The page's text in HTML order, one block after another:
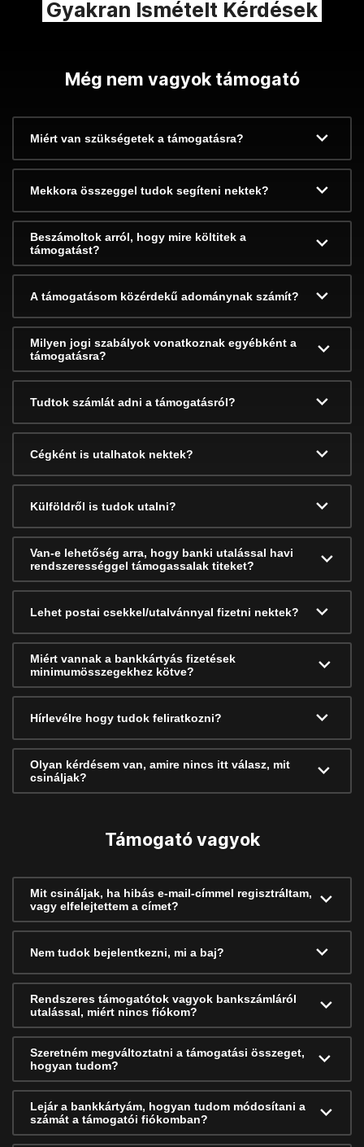
Gyakran Ismételt Kérdések
Még nem vagyok támogató
Miért van szükségetek a támogatásra?
Mekkora összeggel tudok segíteni nektek?
Beszámoltok arról, hogy mire költitek a
támogatást?
A támogatásom közérdekű adománynak számít?
Milyen jogi szabályok vonatkoznak egyébként a
támogatásra?
Tudtok számlát adni a támogatásról?
Cégként is utalhatok nektek?
Külföldről is tudok utalni?
Van-e lehetőség arra, hogy banki utalással havi
rendszerességgel támogassalak titeket?
Lehet postai csekkel/utalvánnyal fizetni nektek?
Miért vannak a bankkártyás fizetések
minimumösszegekhez kötve?
Hírlevélre hogy tudok feliratkozni?
Olyan kérdésem van, amire nincs itt válasz, mit
csináljak?
Támogató vagyok
Mit csináljak, ha hibás e-mail-címmel regisztráltam,
vagy elfelejtettem a címet?
Nem tudok bejelentkezni, mi a baj?
Rendszeres támogatótok vagyok bankszámláról
utalással, miért nincs fiókom?
Szeretném megváltoztatni a támogatási összeget,
hogyan tudom?
Lejár a bankkártyám, hogyan tudom módosítani a
számát a támogatói fiókomban?